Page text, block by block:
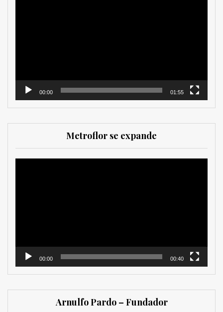
00:00 01:55
Metroflor se expande
00:00 00:40
Arnulfo Pardo – Fundador